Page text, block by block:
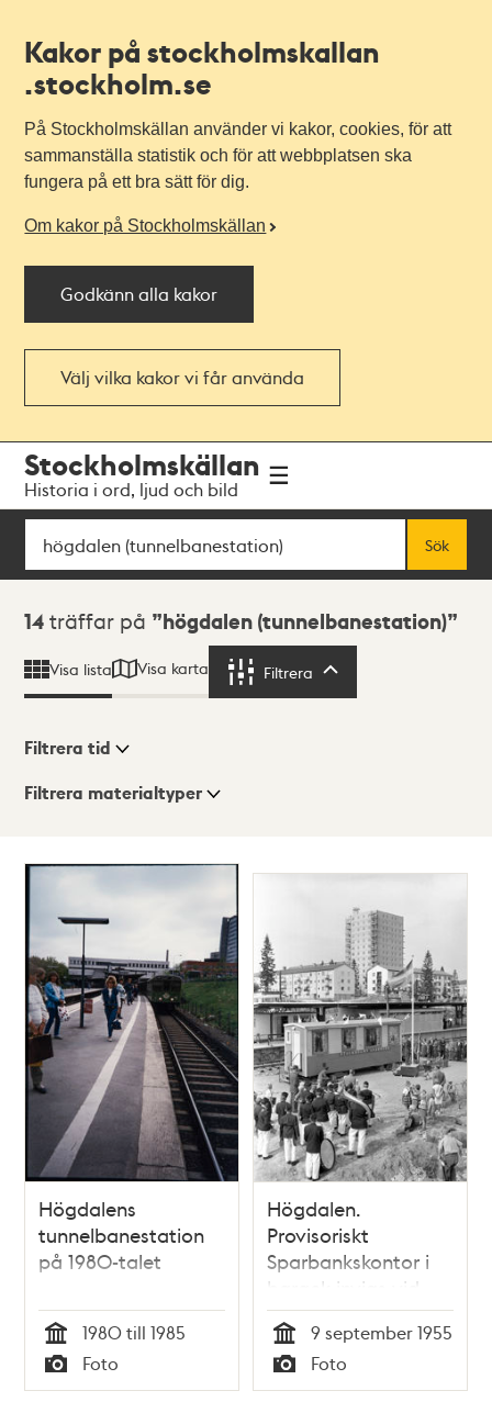
Kakor på stockholmskallan
.stockholm.se
På Stockholmskällan använder vi kakor, cookies, för att
sammanställa statistik och för att webbplatsen ska
fungera på ett bra sätt för dig.
Om kakor på Stockholmskällan
Godkänn alla kakor
Välj vilka kakor vi får använda
navigationen
huvudinnehållet
Stockholmskällan
Historia i ord, ljud och bild
Sök
Sök
Sökresultat
14 träffar på högdalen (tunnelbanestation)
Visa lista Visa karta Filtrera
Visningsläge
Filtrera tid
Filtrera materialtyper
träffar
Högdalens
tunnelbanestation
på 1980-talet
Tid
1980 till 1985
Typ
Foto
Högdalen.
Provisoriskt
Sparbankskontor i
barack invigs vid
tunnelbanestationen
Tid
9 september 1955
Typ
Foto